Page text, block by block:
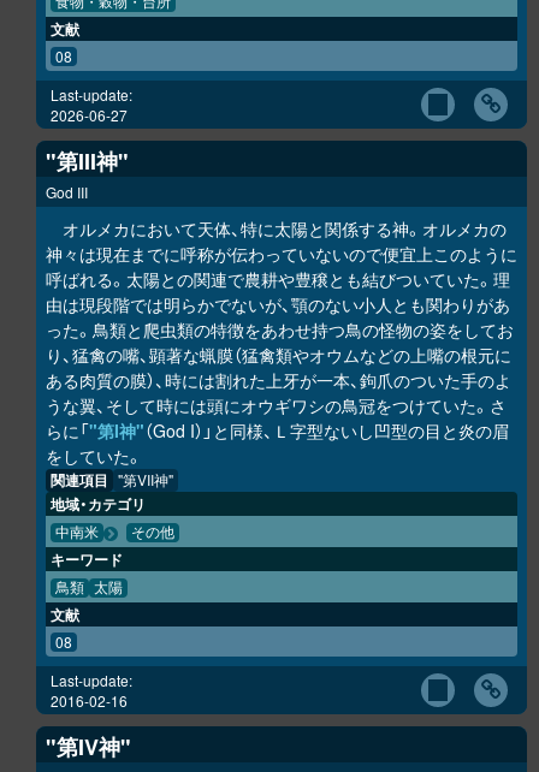
文献
08
Last-update:
2026-06-27
"第III神"
God III
オルメカにおいて天体、特に太陽と関係する神。オルメカの
神々は現在までに呼称が伝わっていないので便宜上このように
呼ばれる。太陽との関連で農耕や豊穣とも結びついていた。理
由は現段階では明らかでないが、顎のない小人とも関わりがあ
った。鳥類と爬虫類の特徴をあわせ持つ鳥の怪物の姿をしてお
り、猛禽の嘴、顕著な蝋膜（猛禽類やオウムなどの上嘴の根元に
ある肉質の膜）、時には割れた上牙が一本、鉤爪のついた手のよ
うな翼、そして時には頭にオウギワシの鳥冠をつけていた。さ
らに「"第I神"（God I）」と同様、Ｌ字型ないし凹型の目と炎の眉
をしていた。
関連項目 "第VII神"
地域・カテゴリ
中南米 その他
キーワード
鳥類 太陽
文献
08
Last-update:
2016-02-16
"第IV神"